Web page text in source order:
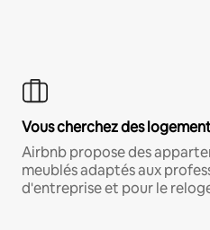
Vous cherchez des
Airbnb propose des
meublés adaptés aux
d'entreprise et pour le